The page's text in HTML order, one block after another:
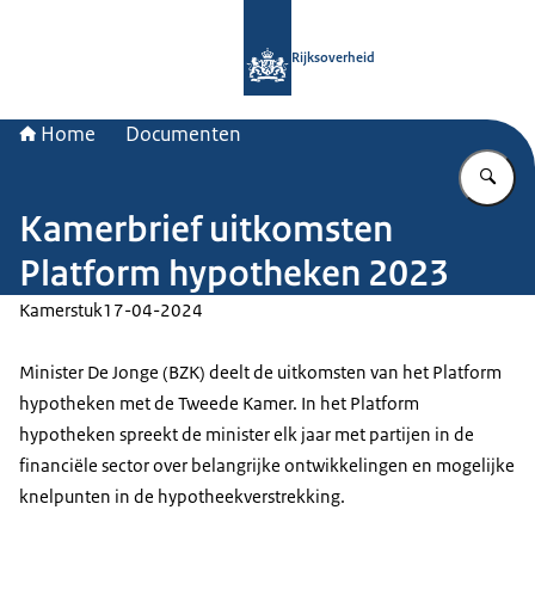
Rijksoverheid
Home Documenten
Kamerbrief uitkomsten
Platform hypotheken 2023
Kamerstuk17-04-2024
Minister De Jonge (BZK) deelt de uitkomsten van het Platform
hypotheken met de Tweede Kamer. In het Platform
hypotheken spreekt de minister elk jaar met partijen in de
financiële sector over belangrijke ontwikkelingen en mogelijke
knelpunten in de hypotheekverstrekking.